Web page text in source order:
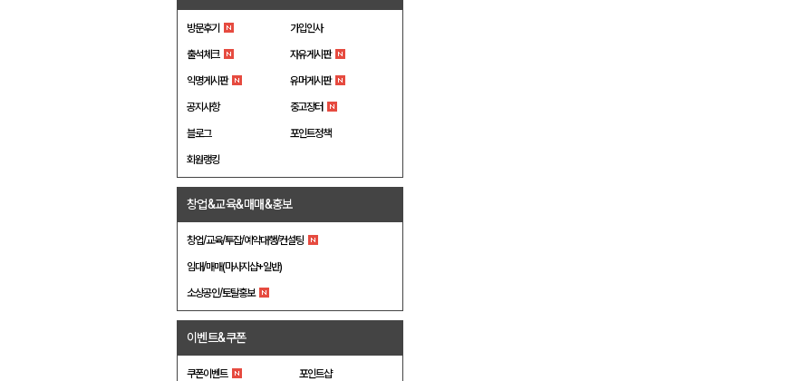
방문후기 가입인사
출석체크 자유게시판
익명게시판 유머게시판
공지사항 중고장터
블로그 포인트정책
회원랭킹
창업&교육&매매&홍보
창업/교육/투잡/예약대행/컨설팅
임대/매매(마사지샵+일반)
소상공인/토탈홍보
이벤트&쿠폰
쿠폰이벤트 포인트샵